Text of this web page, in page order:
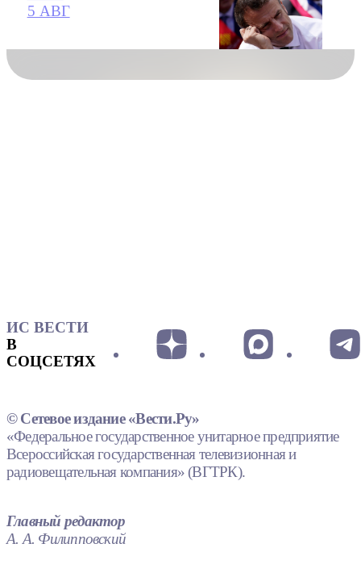
5 АВГ
ИС ВЕСТИ
В
СОЦСЕТЯХ
© Сетевое издание «Вести.Ру»
«Федеральное государственное унитарное предприятие
Всероссийская государственная телевизионная и
радиовещательная компания» (ВГТРК).
Главный редактор
А. А. Филипповский